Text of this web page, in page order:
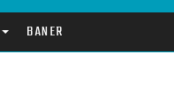
BANER